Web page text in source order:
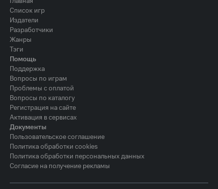
Список игр
Издатели
Разработчики
Жанры
Тэги
Помощь
Поддержка
Вопросы по играм
Проблемы с оплатой
Вопросы по каталогу
Регистрация на сайте
Активация в сервисах
Документы
Пользовательское соглашение
Политика обработки cookies
Политика обработки персональных данных
Согласие на получение рекламы